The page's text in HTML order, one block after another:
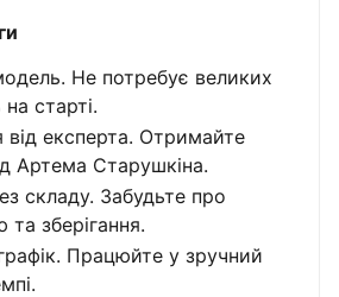
Не потребує великих
старті.
від експерта. Отримайте
Артема Старушкіна.
складу. Забудьте про
та зберігання.
Працюйте у зручний